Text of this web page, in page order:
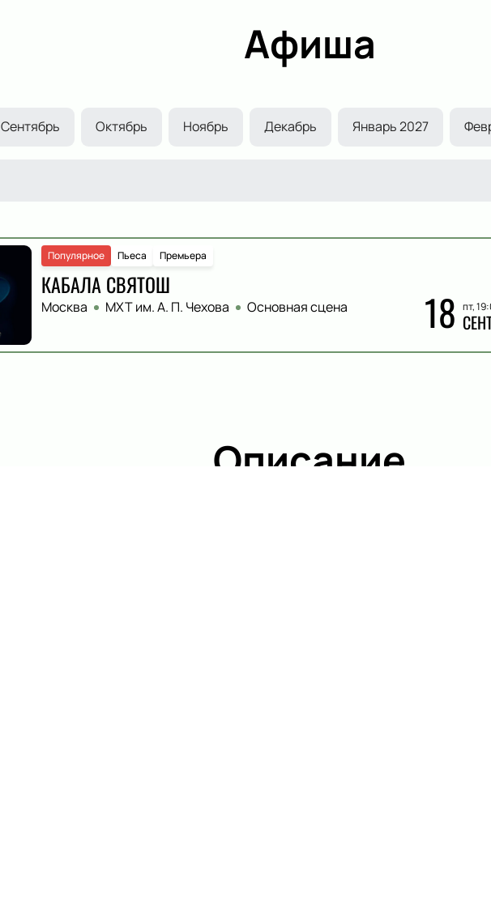
Афиша
Сентябрь Октябрь Ноябрь Декабрь Январь 2027
Пьеса
Популярное Премьера
КАБАЛА СВЯТОШ
Москва МХТ им. А. П. Чехова Основная сцена 18 пт,
Описание